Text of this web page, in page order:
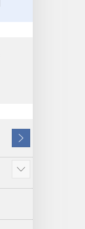
ရှေ့
သို့
ပို
ပြ